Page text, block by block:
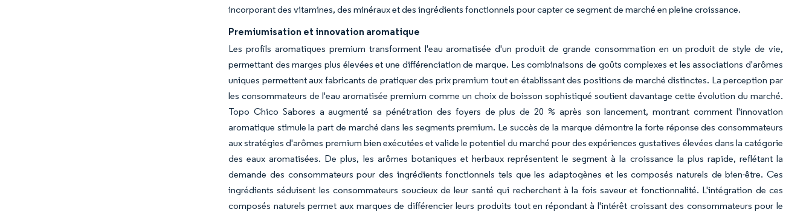
incorporant des vitamines, des minéraux et des ingrédients fonctionnels pour capter ce segment de marché en pleine croissance.
Premiumisation et innovation aromatique
Les profils aromatiques premium transforment l'eau aromatisée d'un produit de grande consommation en un produit de style de vie,
permettant des marges plus élevées et une différenciation de marque. Les combinaisons de goûts complexes et les associations d'arômes
uniques permettent aux fabricants de pratiquer des prix premium tout en établissant des positions de marché distinctes. La perception par
les consommateurs de l'eau aromatisée premium comme un choix de boisson sophistiqué soutient davantage cette évolution du marché.
Topo Chico Sabores a augmenté sa pénétration des foyers de plus de 20 % après son lancement, montrant comment l'innovation
aromatique stimule la part de marché dans les segments premium. Le succès de la marque démontre la forte réponse des consommateurs
aux stratégies d'arômes premium bien exécutées et valide le potentiel du marché pour des expériences gustatives élevées dans la catégorie
des eaux aromatisées. De plus, les arômes botaniques et herbaux représentent le segment à la croissance la plus rapide, reflétant la
demande des consommateurs pour des ingrédients fonctionnels tels que les adaptogènes et les composés naturels de bien-être. Ces
ingrédients séduisent les consommateurs soucieux de leur santé qui recherchent à la fois saveur et fonctionnalité. L'intégration de ces
composés naturels permet aux marques de différencier leurs produits tout en répondant à l'intérêt croissant des consommateurs pour le